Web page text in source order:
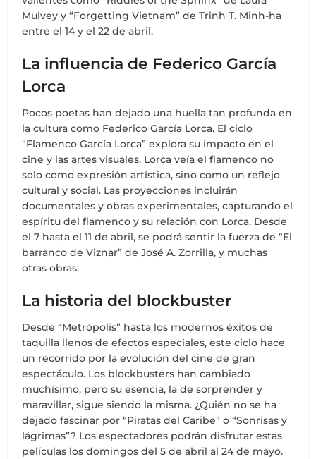
Mulvey y “Forgetting Vietnam” de Trinh T. Minh-ha
entre el 14 y el 22 de abril.
La influencia de Federico García
Lorca
Pocos poetas han dejado una huella tan profunda en
la cultura como Federico García Lorca. El ciclo
“Flamenco García Lorca” explora su impacto en el
cine y las artes visuales. Lorca veía el flamenco no
solo como expresión artística, sino como un reflejo
cultural y social. Las proyecciones incluirán
documentales y obras experimentales, capturando el
espíritu del flamenco y su relación con Lorca. Desde
el 7 hasta el 11 de abril, se podrá sentir la fuerza de “El
barranco de Viznar” de José A. Zorrilla, y muchas
otras obras.
La historia del blockbuster
Desde “Metrópolis” hasta los modernos éxitos de
taquilla llenos de efectos especiales, este ciclo hace
un recorrido por la evolución del cine de gran
espectáculo. Los blockbusters han cambiado
muchísimo, pero su esencia, la de sorprender y
maravillar, sigue siendo la misma. ¿Quién no se ha
dejado fascinar por “Piratas del Caribe” o “Sonrisas y
lágrimas”? Los espectadores podrán disfrutar estas
películas los domingos del 5 de abril al 24 de mayo.